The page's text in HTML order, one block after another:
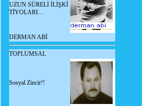
UZUN SÜRELİ İLİŞKİ
TİYOLARI…
DERMAN ABİ
TOPLUMSAL
Sosyal Zincir!!